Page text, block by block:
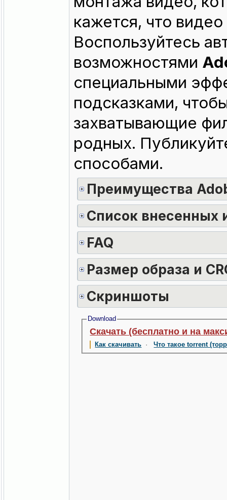
кажется, что
Воспользуйтесь
возможностями
специальными
подсказками,
захватывающие
родных.
способами.
Преимущества
Список внесенных
FAQ
Размер образа и
Скриншоты
Download
Скачать (бесплатно и на
Как скачивать ·Что такое torrent